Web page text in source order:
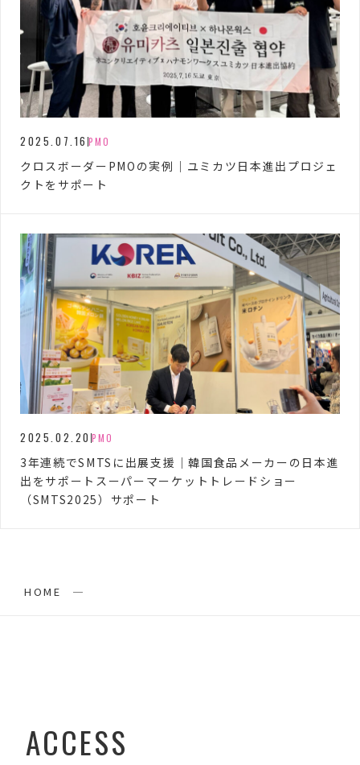
2025.07.16 PMO
クロスボーダーPMOの実例｜ユミカツ日本進出プロジェ
クトをサポート
2025.02.20 PMO
3年連続でSMTSに出展支援｜韓国食品メーカーの日本進
出をサポートスーパーマーケットトレードショー
（SMTS2025）サポート
HOME
ACCESS